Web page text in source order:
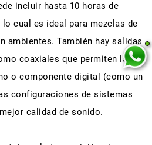
incluir hasta 10 horas de
cual es ideal para mezclas de
ambientes. También hay salidas
coaxiales que permiten la
o componente digital (como un
configuraciones de sistemas
calidad de sonido.